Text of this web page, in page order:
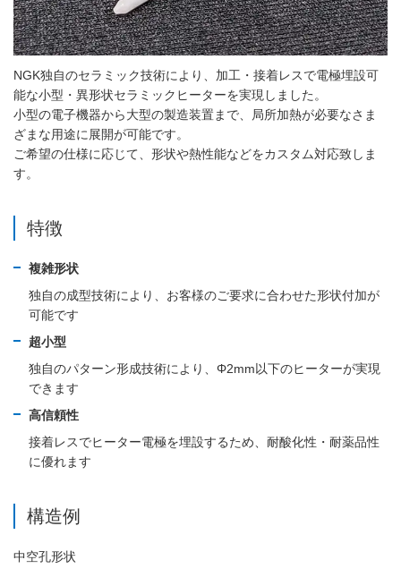
NGK独自のセラミック技術により、加工・接着レスで電極埋設可
能な小型・異形状セラミックヒーターを実現しました。
小型の電子機器から大型の製造装置まで、局所加熱が必要なさま
ざまな用途に展開が可能です。
ご希望の仕様に応じて、形状や熱性能などをカスタム対応致しま
す。
特徴
複雑形状
独自の成型技術により、お客様のご要求に合わせた形状付加が
可能です
超小型
独自のパターン形成技術により、Φ2mm以下のヒーターが実現
できます
高信頼性
接着レスでヒーター電極を埋設するため、耐酸化性・耐薬品性
に優れます
構造例
中空孔形状